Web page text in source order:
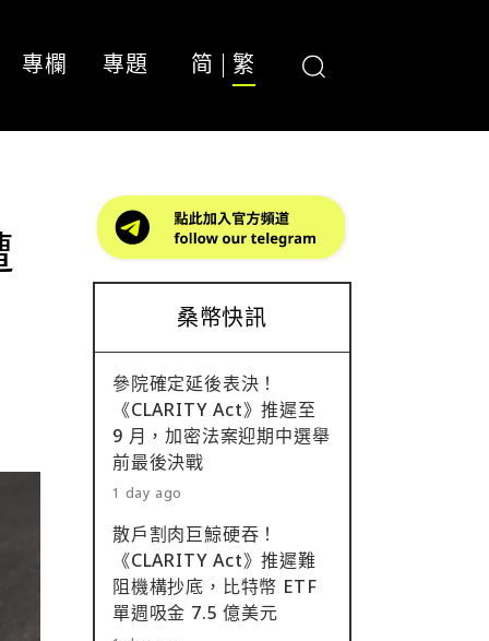
專欄 專題 简 繁
桑幣快訊
參院確定延後表決！
《CLARITY Act》推遲至
9 月，加密法案迎期中選舉
前最後決戰
1 day ago
散戶割肉巨鯨硬吞！
《CLARITY Act》推遲難
阻機構抄底，比特幣 ETF
單週吸金 7.5 億美元